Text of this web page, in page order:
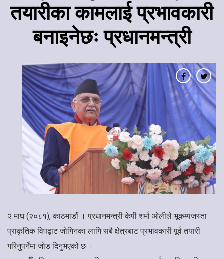
तयारीका कामलाई प्रभावकारी
बनाइनेछः प्रधानमन्त्री
२ माघ (२०८१), काठमाडौं । प्रधानमन्त्री केपी शर्मा ओलीले भूकम्पजस्ता
प्राकृतिक विपद्बाट जोगिनका लागि सबै क्षेत्रबाट प्रभावकारी पूर्व तयारी
गरिनुपर्नेमा जोड दिनुभएको छ ।